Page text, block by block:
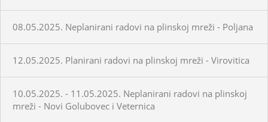
08.05.2025. Neplanirani radovi na plinskoj mreži - Poljana
12.05.2025. Planirani radovi na plinskoj mreži - Virovitica
10.05.2025. - 11.05.2025. Neplanirani radovi na plinskoj
mreži - Novi Golubovec i Veternica